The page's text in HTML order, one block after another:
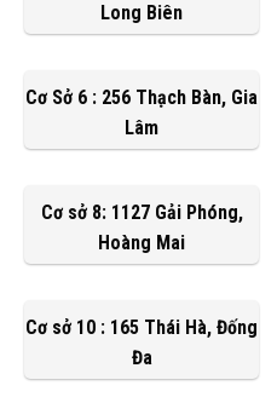
Long Biên
Cơ Sở 6 : 256 Thạch Bàn, Gia
Lâm
Cơ sở 8: 1127 Gải Phóng,
Hoàng Mai
Cơ sở 10 : 165 Thái Hà, Đống
Đa